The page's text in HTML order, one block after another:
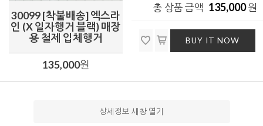
30099 [착불배송] 엑스라
인 (X 일자행거 블랙) 매장
용 철제 입체행거
135,000원
총 상품 금액 135,000원
BUY IT NOW
상세정보 새창 열기